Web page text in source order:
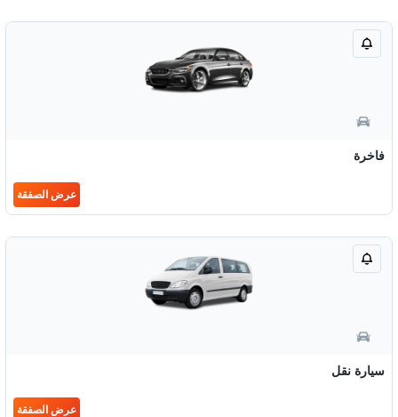
فاخرة
عرض الصفقة
سيارة نقل
عرض الصفقة